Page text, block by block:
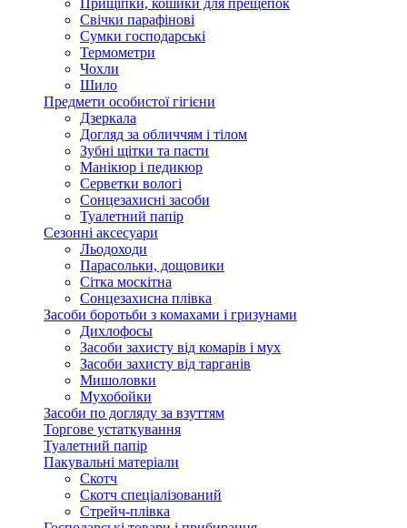
Прищіпки, кошики для прещепок
Свічки парафінові
Сумки господарські
Термометри
Чохли
Шило
Предмети особистої гігієни
Дзеркала
Догляд за обличчям і тілом
Зубні щітки та пасти
Манікюр і педикюр
Серветки вологі
Сонцезахисні засоби
Туалетний папір
Сезонні аксесуари
Льодоходи
Парасольки, дощовики
Сітка москітна
Сонцезахисна плівка
Засоби боротьби з комахами і гризунами
Дихлофосы
Засоби захисту від комарів і мух
Засоби захисту від тарганів
Мишоловки
Мухобойки
Засоби по догляду за взуттям
Торгове устаткування
Туалетний папір
Пакувальні матеріали
Скотч
Скотч спеціалізований
Стрейч-плівка